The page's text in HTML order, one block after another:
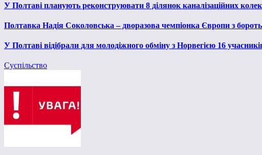
У Полтаві планують реконструювати 8 ділянок каналізаційних
Полтавка Надія Соколовська – дворазова чемпіонка Європи з
У Полтаві відібрали для молодіжного обміну з Норвегією 16
Суспільство